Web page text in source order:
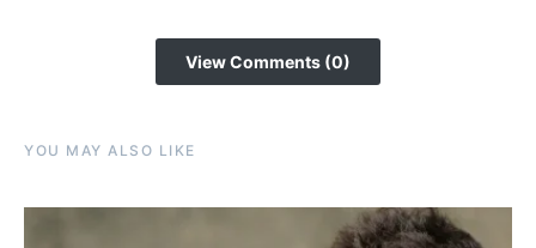
View Comments (0)
YOU MAY ALSO LIKE